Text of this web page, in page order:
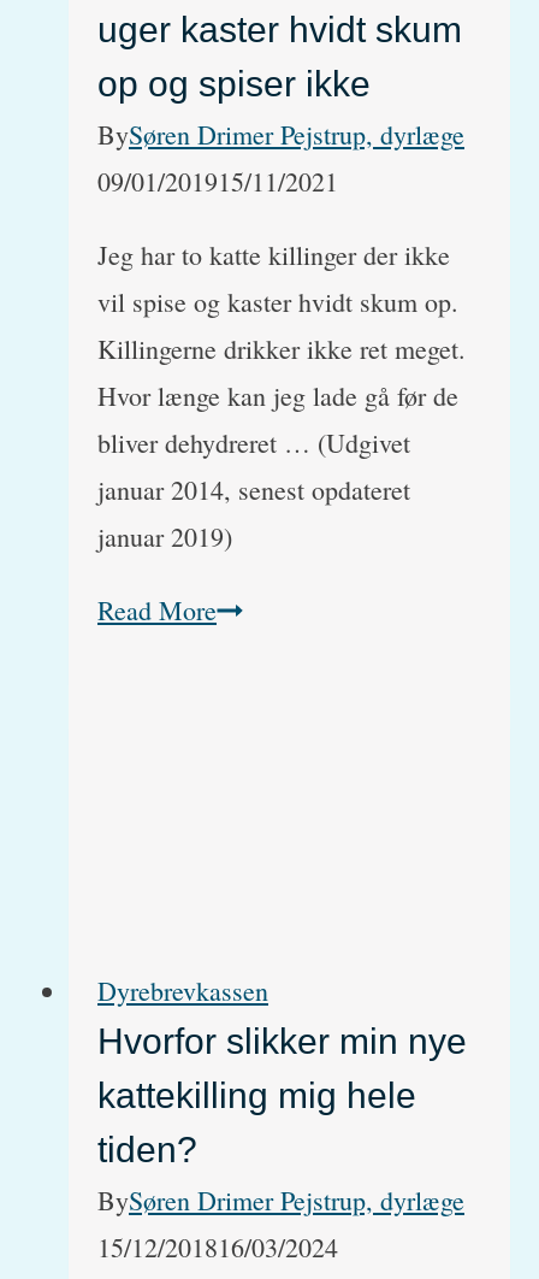
kat
i
et
kuld?
uger kaster hvidt skum
op og spiser ikke
BySøren Drimer Pejstrup, dyrlæge
09/01/201915/11/2021
Jeg har to katte killinger der ikke
vil spise og kaster hvidt skum op.
Killingerne drikker ikke ret meget.
Hvor længe kan jeg lade gå før de
bliver dehydreret … (Udgivet
januar 2014, senest opdateret
januar 2019)
Read MoreKattekillinger
og
spiser
ikke
Dyrebrevkassen
Hvorfor slikker min nye
kattekilling mig hele
tiden?
BySøren Drimer Pejstrup, dyrlæge
15/12/201816/03/2024